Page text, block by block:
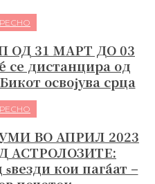
ОД 31 МАРТ ДО 03
се дистанцира од
освојува срца
ВО АПРИЛ 2023
АСТРОЛОЗИТЕ:
кои паѓаат –